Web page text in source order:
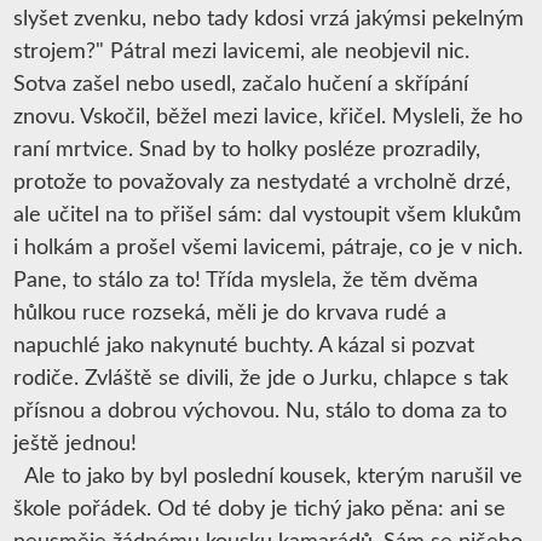
slyšet zvenku, nebo tady kdosi vrzá jakýmsi pekelným
strojem?" Pátral mezi lavicemi, ale neobjevil nic.
Sotva zašel nebo usedl, začalo hučení a skřípání
znovu. Vskočil, běžel mezi lavice, křičel. Mysleli, že ho
raní mrtvice. Snad by to holky posléze prozradily,
protože to považovaly za nestydaté a vrcholně drzé,
ale učitel na to přišel sám: dal vystoupit všem klukům
i holkám a prošel všemi lavicemi, pátraje, co je v nich.
Pane, to stálo za to! Třída myslela, že těm dvěma
hůlkou ruce rozseká, měli je do krvava rudé a
napuchlé jako nakynuté buchty. A kázal si pozvat
rodiče. Zvláště se divili, že jde o Jurku, chlapce s tak
přísnou a dobrou výchovou. Nu, stálo to doma za to
ještě jednou!
Ale to jako by byl poslední kousek, kterým narušil ve
škole pořádek. Od té doby je tichý jako pěna: ani se